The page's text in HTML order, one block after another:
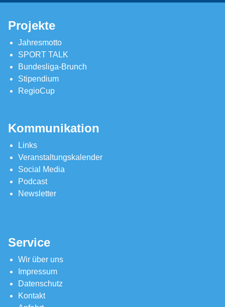
Projekte
Jahresmotto
SPORT TALK
Bundesliga-Brunch
Stipendium
RegioCup
Kommunikation
Links
Veranstaltungskalender
Social Media
Podcast
Newsletter
Service
Wir über uns
Impressum
Datenschutz
Kontakt